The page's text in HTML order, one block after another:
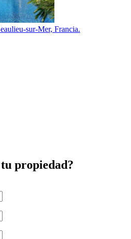
sur-Mer, Francia.
propiedad?